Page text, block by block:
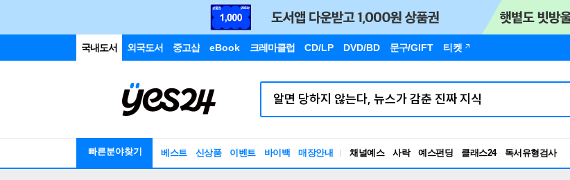
국내도서 외국도서 중고샵 eBook 크레마클럽 CD/LP DVD/BD 문구/GIFT 티켓
빠른분야찾기 베스트 신상품 이벤트 바이백 매장안내 채널예스 사락 예스펀딩 클래스24
독서유형검사
RBTI Lab